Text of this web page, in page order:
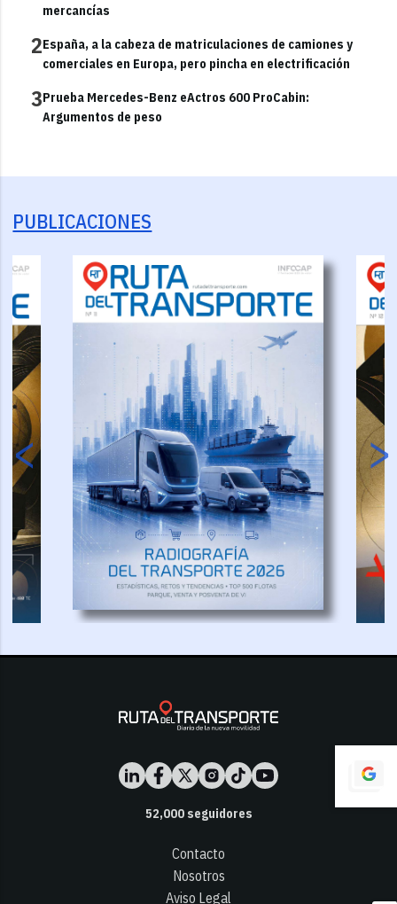
mercancías
2España, a la cabeza de matriculaciones de camiones y
comerciales en Europa, pero pincha en electrificación
3Prueba Mercedes-Benz eActros 600 ProCabin:
Argumentos de peso
PUBLICACIONES
52,000seguidores
Contacto
Nosotros
Aviso Legal